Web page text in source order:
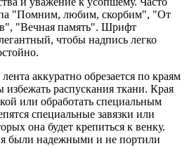
"Помним, любим, скорбим", "От
"Вечная память". Шрифт
чтобы надпись легко
аккуратно обрезается по краям
избежать распускания ткани. Края
или обработать специальным
специальные завязки или
она будет крепиться к венку.
были надежными и не портили